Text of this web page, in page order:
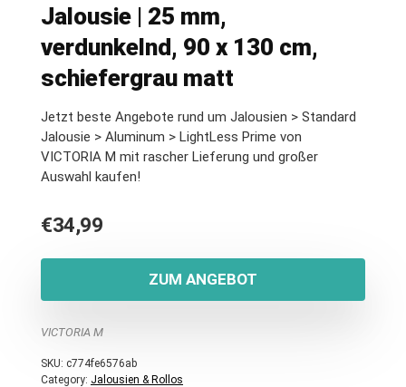
Jalousie | 25 mm,
verdunkelnd, 90 x 130 cm,
schiefergrau matt
Jetzt beste Angebote rund um Jalousien > Standard
Jalousie > Aluminum > LightLess Prime von
VICTORIA M mit rascher Lieferung und großer
Auswahl kaufen!
€34,99
ZUM ANGEBOT
VICTORIA M
SKU: c774fe6576ab
Category: Jalousien & Rollos